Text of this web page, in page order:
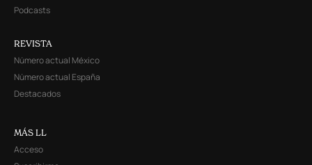
Podcasts
REVISTA
Número actual México
Número actual España
Destacados
MÁS LL
Acceso